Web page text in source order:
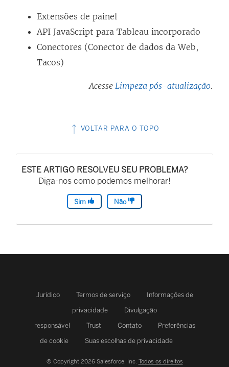
Extensões de painel
API JavaScript para Tableau incorporado
Conectores (Conector de dados da Web,
Tacos)
Acesse Limpeza pós-atualização.
VOLTAR PARA O TOPO
ESTE ARTIGO RESOLVEU SEU PROBLEMA?
Diga-nos como podemos melhorar!
Sim Não
Jurídico Termos de serviço
Informações de
privacidade
Divulgação
responsável
Trust Contato
Preferências
de cookie
Suas escolhas de privacidade
© Copyright 2026 Salesforce, Inc. Todos os direitos